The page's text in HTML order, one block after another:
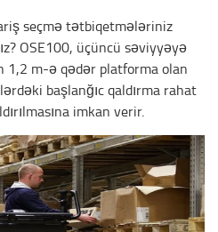
seçmə tətbiqetmələriniz
OSE100, üçüncü səviyyəyə
1,2 m-ə qədər platforma olan
başlanğıc qaldırma rahat
imkan verir.